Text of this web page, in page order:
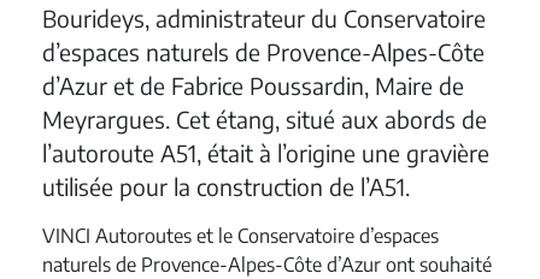
Bourideys, administrateur du Conservatoire
d’espaces naturels de Provence-Alpes-Côte
d’Azur et de Fabrice Poussardin, Maire de
Meyrargues. Cet étang, situé aux abords de
l’autoroute A51, était à l’origine une gravière
utilisée pour la construction de l’A51.
VINCI Autoroutes et le Conservatoire d’espaces
naturels de Provence-Alpes-Côte d’Azur ont souhaité